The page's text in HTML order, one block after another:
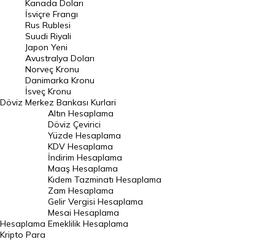
Frank Kuru
Riyal Kuru
Avustralya Doları
Danimarka Kronu Kuru
Kanada Doları Kuru
Norveç Kronu Kuru
İsveç Kronu Kuru
Japon Yeni Kuru
Serbest Piyasa Döviz Kurları
Merkez Bankası Döviz Kurları
Altın Fiyatları
Döviz
Kanada Doları
İsviçre Frangı
Rus Rublesi
Suudi Riyali
Japon Yeni
Avustralya Doları
Norveç Kronu
Danimarka Kronu
İsveç Kronu
Merkez Bankası Kurlari
Hesaplama
Altın Hesaplama
Döviz Çevirici
Yüzde Hesaplama
KDV Hesaplama
İndirim Hesaplama
Maaş Hesaplama
Kıdem Tazminatı Hesaplama
Zam Hesaplama
Gelir Vergisi Hesaplama
Mesai Hesaplama
Emeklilik Hesaplama
Kripto Para